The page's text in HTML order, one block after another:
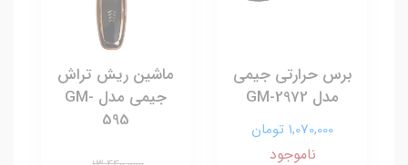
برس حرارتی جیمی
مدل GM-2972
1,070,000 تومان
ناموجود
ماشین ریش تراش
جیمی مدل GM-
595